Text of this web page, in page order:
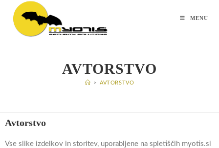
MENU
AVTORSTVO
> AVTORSTVO
Avtorstvo
Vse slike izdelkov in storitev, uporabljene na spletiščih myotis.si